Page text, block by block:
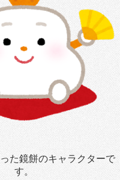
た鏡餅のキャラクターで
す。